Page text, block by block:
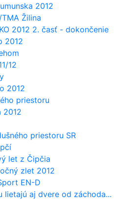
2012
Žilina
2012 2. časť - dokončenie
2012
12
2012
priestoru
2012
priestoru SR
let z Čipčia
zlet 2012
EN-D
lietajú aj dvere od záchoda...